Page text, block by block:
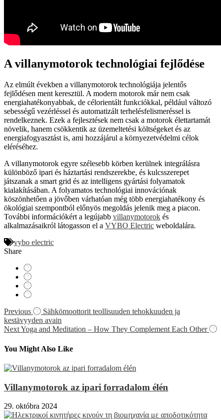
A villanymotorok technológiai fejlődése
Az elmúlt években a villanymotorok technológiája jelentős
fejlődésen ment keresztül. A modern motorok már nem csak
energiahatékonyabbak, de célorientált funkciókkal, például változó
sebességű vezérléssel és automatizált terhelésfelismeréssel is
rendelkeznek. Ezek a fejlesztések nem csak a motorok élettartamát
növelik, hanem csökkentik az üzemeltetési költségeket és az
energiafogyasztást is, ami hozzájárul a környezetvédelmi célok
eléréséhez.
A villanymotorok egyre szélesebb körben kerülnek integrálásra
különböző ipari és háztartási rendszerekbe, és kulcsszerepet
játszanak a smart grid és az intelligens gyártási folyamatok
kialakításában. A folyamatos technológiai innovációnak
köszönhetően a jövőben várhatóan még több energiahatékony és
ökológiai szempontból előnyös megoldás jelenik meg a piacon.
További információkért a legújabb villanymotorok és
alkalmazásaikról látogasson el a VYBO Electric weboldalára.
vybo electric
Share
Navigácia
v
Previous
Sähkömoottorit teollisuuden tehokkuuden ja
kestävyyden avain
NextYoga and Meditation – How They Complement Each Other
You Might Also Like
Villanymotorok az ipari forradalom élén
29. októbra 2024